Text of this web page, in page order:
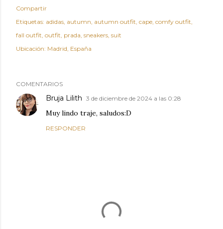
Compartir
Etiquetas: adidas autumn autumn outfit cape comfy outfit
fall outfit outfit prada sneakers suit
Ubicación: Madrid, España
COMENTARIOS
Bruja Lilith 3 de diciembre de 2024 a las 0:28
Muy lindo traje, saludos:D
RESPONDER